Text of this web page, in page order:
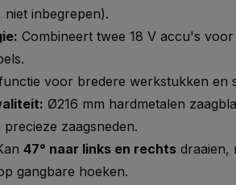
inbegrepen).
Combineert twee 18 V accu's
voor bredere werkstukken en
Ø216 mm hardmetalen
zaagsneden.
47° naar links en rechts draaien,
gangbare hoeken.